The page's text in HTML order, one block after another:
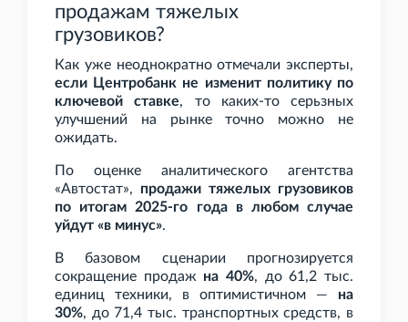
продажам тяжелых
грузовиков?
Как уже неоднократно отмечали эксперты,
если Центробанк не изменит политику по
ключевой ставке, то каких-то серьзных
улучшений на рынке точно можно не
ожидать.
По оценке аналитического агентства
«Автостат», продажи тяжелых грузовиков
по итогам 2025-го года в любом случае
уйдут «в минус».
В базовом сценарии прогнозируется
сокращение продаж на 40%, до 61,2 тыс.
единиц техники, в оптимистичном — на
30%, до 71,4 тыс. транспортных средств, в